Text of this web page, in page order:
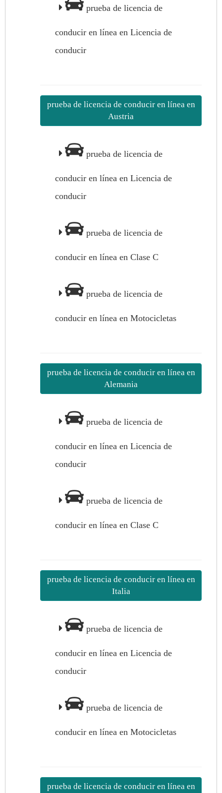
prueba de licencia de
conducir en línea en Licencia de
conducir
prueba de licencia de conducir en línea en
Austria
prueba de licencia de
conducir en línea en Licencia de
conducir
prueba de licencia de
conducir en línea en Clase C
prueba de licencia de
conducir en línea en Motocicletas
prueba de licencia de conducir en línea en
Alemania
prueba de licencia de
conducir en línea en Licencia de
conducir
prueba de licencia de
conducir en línea en Clase C
prueba de licencia de conducir en línea en
Italia
prueba de licencia de
conducir en línea en Licencia de
conducir
prueba de licencia de
conducir en línea en Motocicletas
prueba de licencia de conducir en línea en